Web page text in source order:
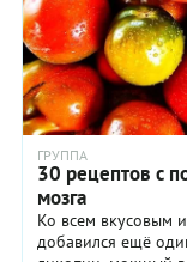
ГРУППА
30 рецептов с
мозга
Ко всем вкусовым
добавился ещё